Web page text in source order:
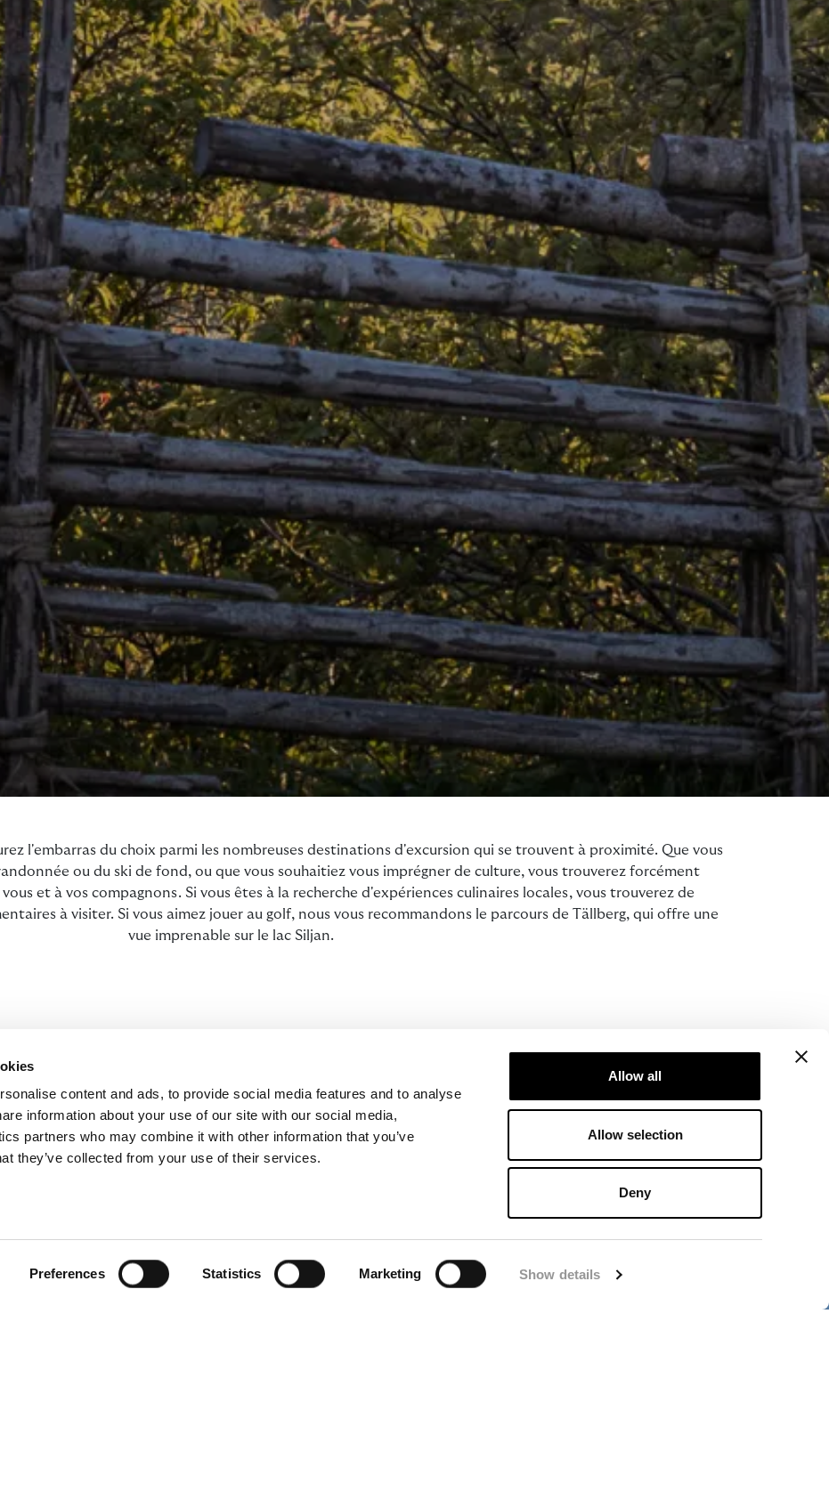
content and ads, to provide social media features and to analyse
information about your use of our site with our social media,
partners who may combine it with other information that you’ve
they’ve collected from your use of their services.
Preferences Statistics Marketing Show details
Allow all
Allow selection
Deny
l'embarras du choix parmi les nombreuses destinations d'excursion qui se trouvent à proximité. Que vous
ou du ski de fond, ou que vous souhaitiez vous imprégner de culture, vous trouverez forcément
et à vos compagnons. Si vous êtes à la recherche d'expériences culinaires locales, vous trouverez de
à visiter. Si vous aimez jouer au golf, nous vous recommandons le parcours de Tällberg, qui offre une
vue imprenable sur le lac Siljan.
à visiter en Dalécarlie